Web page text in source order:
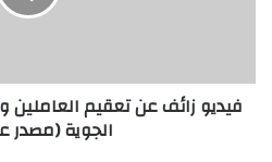
فيديو زائف عن تعقيم العاملين
الجوية